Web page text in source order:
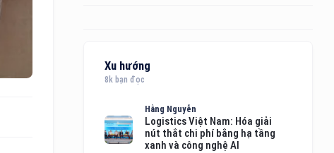
Xu hướng
8k bạn đọc
Hằng Nguyễn
Logistics Việt Nam: Hóa giải
nút thắt chi phí bằng hạ tầng
xanh và công nghệ AI